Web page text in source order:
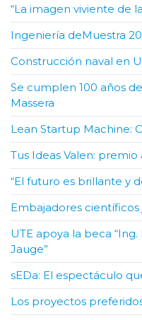
“La imagen viviente de
Ingeniería deMuestra
Construcción naval en
Se cumplen 100 años
Massera
Lean Startup Machine:
Tus Ideas Valen: premio
“El futuro es brillante y
Embajadores científicos
UTE apoya la beca
Jauge”
sEDa: El espectáculo
Los proyectos